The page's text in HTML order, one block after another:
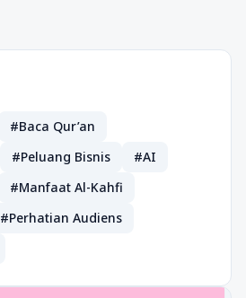
#Baca Qur’an
#Peluang Bisnis
#AI
#Manfaat Al-Kahfi
#Perhatian Audiens